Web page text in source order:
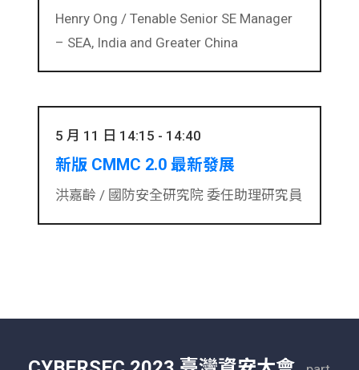
Henry Ong / Tenable Senior SE Manager
– SEA, India and Greater China
5 月 11 日 14:15 - 14:40
新版 CMMC 2.0 最新發展
洪嘉齡 / 國防安全研究院 委任助理研究員